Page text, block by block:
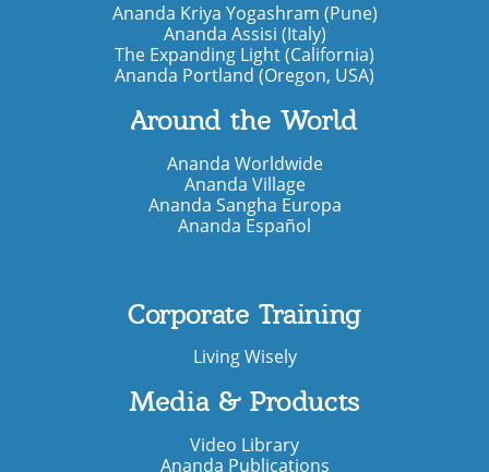
Ananda Kriya Yogashram (Pune)
Ananda Assisi (Italy)
The Expanding Light (California)
Ananda Portland (Oregon, USA)
Around the World
Ananda Worldwide
Ananda Village
Ananda Sangha Europa
Ananda Español
Corporate Training
Living Wisely
Media & Products
Video Library
Ananda Publications